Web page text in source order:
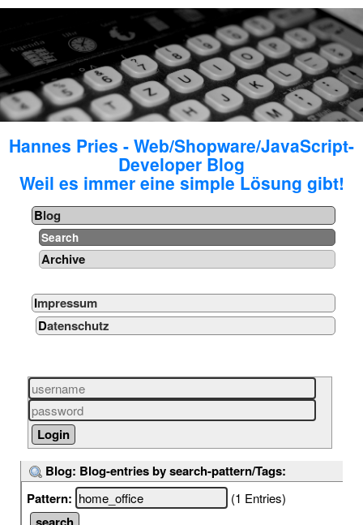
Hannes Pries - Web/Shopware/JavaScript-
Developer Blog
Weil es immer eine simple Lösung gibt!
Blog
Search
Archive
Impressum
Datenschutz
Blog: Blog-entries by search-pattern/Tags:
Pattern:
(1 Entries)